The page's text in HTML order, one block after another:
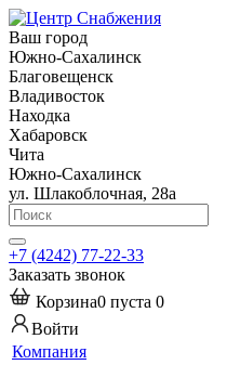
Ваш город
Южно-Сахалинск
Благовещенск
Владивосток
Находка
Хабаровск
Чита
Южно-Сахалинск
ул. Шлакоблочная, 28а
+7 (4242) 77-22-33
Заказать звонок
Корзина0 пуста 0
Войти
Компания